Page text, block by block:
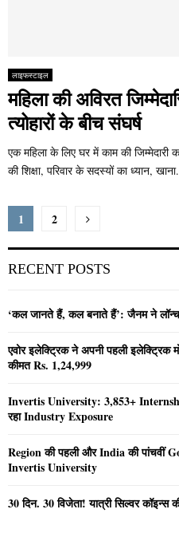
लाइफस्टाइल
महिला की अविरत
त्योहारों के बीच संघर्ष
एक महिला के लिए घर में काम की
की शिक्षा, परिवार के सदस्यों का ध्यान,
Posts
pagination
1 2
RECENT POSTS
‘कल जानते हैं, कल बनाते हैं’: जैनम ने
एवोर इलेक्ट्रिक ने अपनी पहली इलेक्ट्रिक
कीमत Rs. 1,24,999
Invertis University: 3,853+
रहा Industry Exposure
Region की पहली और India की पांचवीं
Invertis University
30 दिन. 30 विजेता! यात्री सिल्वर कॉइन्स